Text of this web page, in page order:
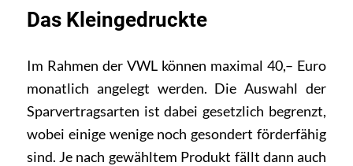
Das Kleingedruckte
Im Rahmen der VWL können maximal 40,– Euro
monatlich angelegt werden. Die Auswahl der
Sparvertragsarten ist dabei gesetzlich begrenzt,
wobei einige wenige noch gesondert förderfähig
sind. Je nach gewähltem Produkt fällt dann auch